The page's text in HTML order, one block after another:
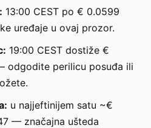
13:00 CEST po € 0.0599
uređaje u ovaj prozor.
19:00 CEST dostiže €
odgodite perilicu posuđa ili
u najjeftinijem satu ~€
— značajna ušteda